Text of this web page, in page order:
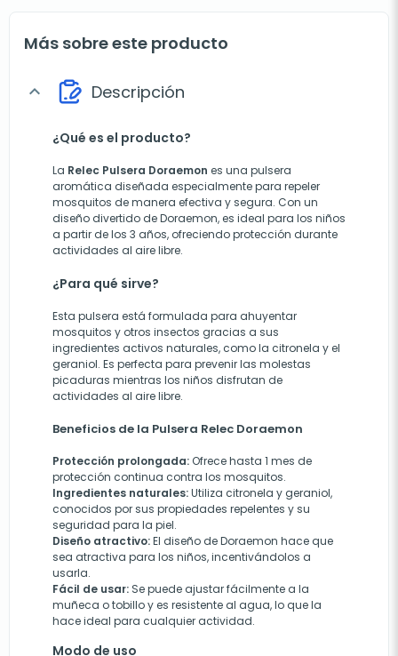
Más sobre este producto
expand_more Descripción
¿Qué es el producto?
La Relec Pulsera Doraemon es una pulsera
aromática diseñada especialmente para repeler
mosquitos de manera efectiva y segura. Con un
diseño divertido de Doraemon, es ideal para los niños
a partir de los 3 años, ofreciendo protección durante
actividades al aire libre.
¿Para qué sirve?
Esta pulsera está formulada para ahuyentar
mosquitos y otros insectos gracias a sus
ingredientes activos naturales, como la citronela y el
geraniol. Es perfecta para prevenir las molestas
picaduras mientras los niños disfrutan de
actividades al aire libre.
Beneficios de la Pulsera Relec Doraemon
Protección prolongada: Ofrece hasta 1 mes de
protección continua contra los mosquitos.
Ingredientes naturales:Utiliza citronela y geraniol,
conocidos por sus propiedades repelentes y su
seguridad para la piel.
Diseño atractivo:El diseño de Doraemon hace que
sea atractiva para los niños, incentivándolos a
usarla.
Fácil de usar: Se puede ajustar fácilmente a la
muñeca o tobillo y es resistente al agua, lo que la
hace ideal para cualquier actividad.
Modo de uso